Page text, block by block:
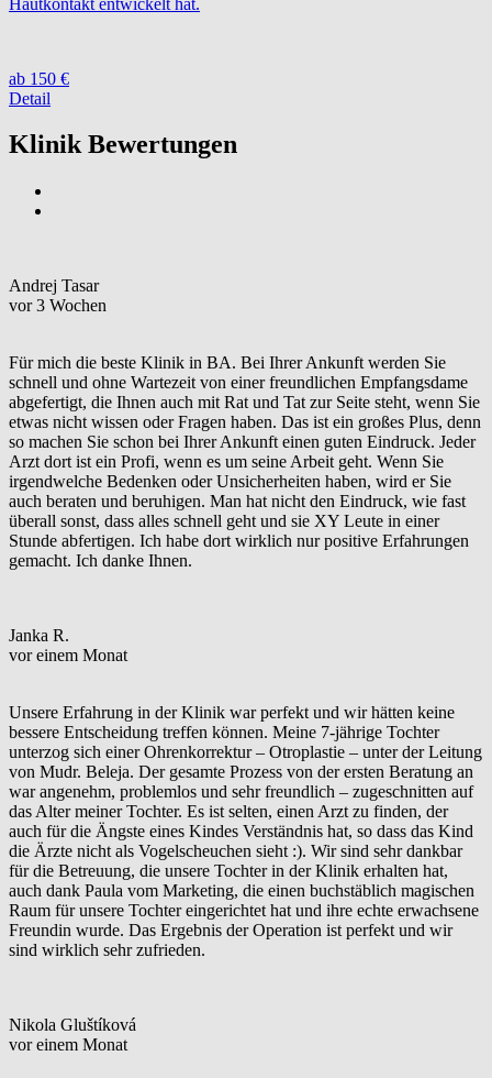
ab 150 €
Detail
Klinik Bewertungen
Andrej Tasar
vor 3 Wochen
Für mich die beste Klinik in BA. Bei Ihrer Ankunft werden Sie
schnell und ohne Wartezeit von einer freundlichen Empfangsdame
abgefertigt, die Ihnen auch mit Rat und Tat zur Seite steht, wenn Sie
etwas nicht wissen oder Fragen haben. Das ist ein großes Plus, denn
so machen Sie schon bei Ihrer Ankunft einen guten Eindruck. Jeder
Arzt dort ist ein Profi, wenn es um seine Arbeit geht. Wenn Sie
irgendwelche Bedenken oder Unsicherheiten haben, wird er Sie
auch beraten und beruhigen. Man hat nicht den Eindruck, wie fast
überall sonst, dass alles schnell geht und sie XY Leute in einer
Stunde abfertigen. Ich habe dort wirklich nur positive Erfahrungen
gemacht. Ich danke Ihnen.
Janka R.
vor einem Monat
Unsere Erfahrung in der Klinik war perfekt und wir hätten keine
bessere Entscheidung treffen können. Meine 7-jährige Tochter
unterzog sich einer Ohrenkorrektur – Otroplastie – unter der Leitung
von Mudr. Beleja. Der gesamte Prozess von der ersten Beratung an
war angenehm, problemlos und sehr freundlich – zugeschnitten auf
das Alter meiner Tochter. Es ist selten, einen Arzt zu finden, der
auch für die Ängste eines Kindes Verständnis hat, so dass das Kind
die Ärzte nicht als Vogelscheuchen sieht :). Wir sind sehr dankbar
für die Betreuung, die unsere Tochter in der Klinik erhalten hat,
auch dank Paula vom Marketing, die einen buchstäblich magischen
Raum für unsere Tochter eingerichtet hat und ihre echte erwachsene
Freundin wurde. Das Ergebnis der Operation ist perfekt und wir
sind wirklich sehr zufrieden.
Nikola Gluštíková
vor einem Monat